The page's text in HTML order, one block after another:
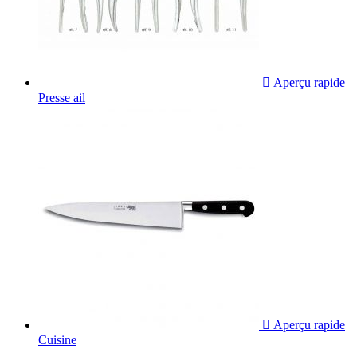
 Aperçu rapide
Presse ail
 Aperçu rapide
Cuisine